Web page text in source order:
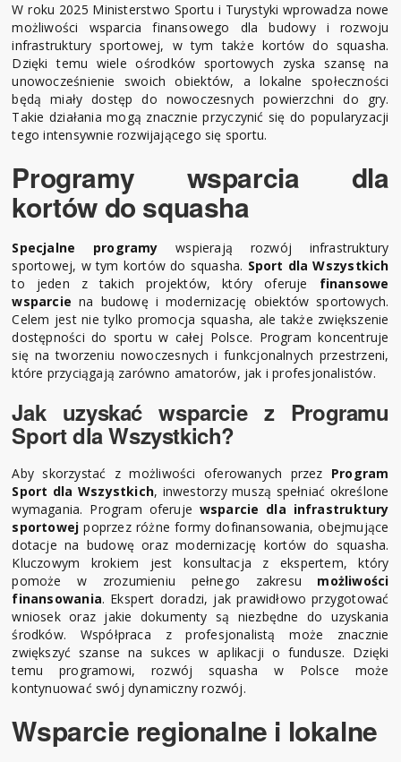
W roku 2025 Ministerstwo Sportu i Turystyki wprowadza nowe
możliwości wsparcia finansowego dla budowy i rozwoju
infrastruktury sportowej, w tym także kortów do squasha.
Dzięki temu wiele ośrodków sportowych zyska szansę na
unowocześnienie swoich obiektów, a lokalne społeczności
będą miały dostęp do nowoczesnych powierzchni do gry.
Takie działania mogą znacznie przyczynić się do popularyzacji
tego intensywnie rozwijającego się sportu.
Programy wsparcia dla
kortów do squasha
Specjalne programy wspierają rozwój infrastruktury
sportowej, w tym kortów do squasha. Sport dla Wszystkich
to jeden z takich projektów, który oferuje finansowe
wsparcie na budowę i modernizację obiektów sportowych.
Celem jest nie tylko promocja squasha, ale także zwiększenie
dostępności do sportu w całej Polsce. Program koncentruje
się na tworzeniu nowoczesnych i funkcjonalnych przestrzeni,
które przyciągają zarówno amatorów, jak i profesjonalistów.
Jak uzyskać wsparcie z Programu
Sport dla Wszystkich?
Aby skorzystać z możliwości oferowanych przez Program
Sport dla Wszystkich, inwestorzy muszą spełniać określone
wymagania. Program oferuje wsparcie dla infrastruktury
sportowej poprzez różne formy dofinansowania, obejmujące
dotacje na budowę oraz modernizację kortów do squasha.
Kluczowym krokiem jest konsultacja z ekspertem, który
pomoże w zrozumieniu pełnego zakresu możliwości
finansowania. Ekspert doradzi, jak prawidłowo przygotować
wniosek oraz jakie dokumenty są niezbędne do uzyskania
środków. Współpraca z profesjonalistą może znacznie
zwiększyć szanse na sukces w aplikacji o fundusze. Dzięki
temu programowi, rozwój squasha w Polsce może
kontynuować swój dynamiczny rozwój.
Wsparcie regionalne i lokalne